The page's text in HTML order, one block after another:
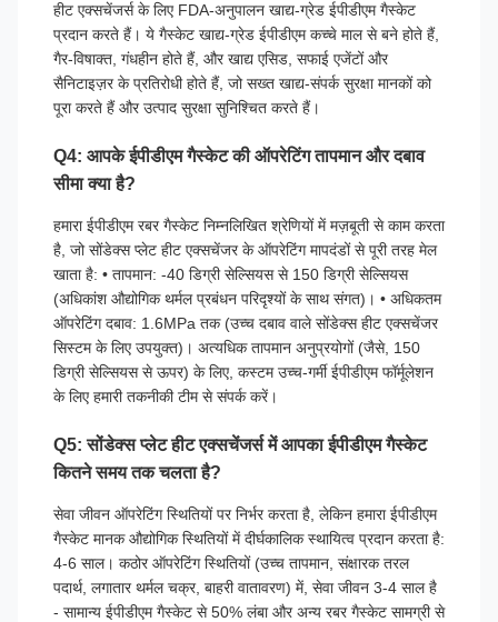
हीट एक्सचेंजर्स के लिए FDA-अनुपालन खाद्य-ग्रेड ईपीडीएम गैस्केट
प्रदान करते हैं। ये गैस्केट खाद्य-ग्रेड ईपीडीएम कच्चे माल से बने होते हैं,
गैर-विषाक्त, गंधहीन होते हैं, और खाद्य एसिड, सफाई एजेंटों और
सैनिटाइज़र के प्रतिरोधी होते हैं, जो सख्त खाद्य-संपर्क सुरक्षा मानकों को
पूरा करते हैं और उत्पाद सुरक्षा सुनिश्चित करते हैं।
Q4: आपके ईपीडीएम गैस्केट की ऑपरेटिंग तापमान और दबाव
सीमा क्या है?
हमारा ईपीडीएम रबर गैस्केट निम्नलिखित श्रेणियों में मज़बूती से काम करता
है, जो सोंडेक्स प्लेट हीट एक्सचेंजर के ऑपरेटिंग मापदंडों से पूरी तरह मेल
खाता है: • तापमान: -40 डिग्री सेल्सियस से 150 डिग्री सेल्सियस
(अधिकांश औद्योगिक थर्मल प्रबंधन परिदृश्यों के साथ संगत)। • अधिकतम
ऑपरेटिंग दबाव: 1.6MPa तक (उच्च दबाव वाले सोंडेक्स हीट एक्सचेंजर
सिस्टम के लिए उपयुक्त)। अत्यधिक तापमान अनुप्रयोगों (जैसे, 150
डिग्री सेल्सियस से ऊपर) के लिए, कस्टम उच्च-गर्मी ईपीडीएम फॉर्मूलेशन
के लिए हमारी तकनीकी टीम से संपर्क करें।
Q5: सोंडेक्स प्लेट हीट एक्सचेंजर्स में आपका ईपीडीएम गैस्केट
कितने समय तक चलता है?
सेवा जीवन ऑपरेटिंग स्थितियों पर निर्भर करता है, लेकिन हमारा ईपीडीएम
गैस्केट मानक औद्योगिक स्थितियों में दीर्घकालिक स्थायित्व प्रदान करता है:
4-6 साल। कठोर ऑपरेटिंग स्थितियों (उच्च तापमान, संक्षारक तरल
पदार्थ, लगातार थर्मल चक्र, बाहरी वातावरण) में, सेवा जीवन 3-4 साल है
- सामान्य ईपीडीएम गैस्केट से 50% लंबा और अन्य रबर गैस्केट सामग्री से